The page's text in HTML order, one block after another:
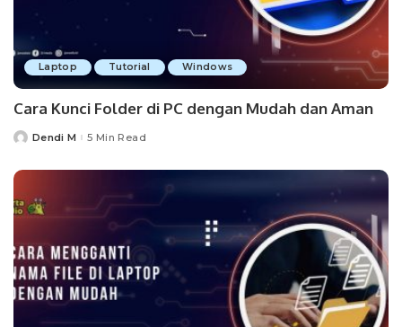
Laptop Tutorial Windows
Cara Kunci Folder di PC dengan Mudah dan Aman
PostedDendi M 5 Min Read